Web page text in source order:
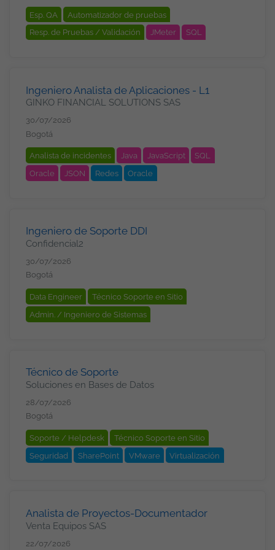
Andrés, Providencia y Santa
Catalina, Bogotá
Esp. QA
Automatizador de pruebas
Resp. de Pruebas / Validación
JMeter
SQL
Ingeniero Analista de Aplicaciones - L1
GINKO FINANCIAL SOLUTIONS SAS
30/07/2026
Bogotá
Analista de incidentes Java JavaScript
SQL
Oracle
JSON Redes Oracle
Ingeniero de Soporte DDI
Confidencial2
30/07/2026
Bogotá
Data Engineer
Técnico Soporte en Sitio
Admin. / Ingeniero de Sistemas
VPN
WAN / LAN Seguridad
Windows Server
Técnico de Soporte
Soluciones en Bases de Datos
28/07/2026
Bogotá
Soporte / Helpdesk
Técnico Soporte en Sitio
Seguridad
SharePoint VMware Virtualización
Analista de Proyectos-Documentador
Venta Equipos SAS
22/07/2026